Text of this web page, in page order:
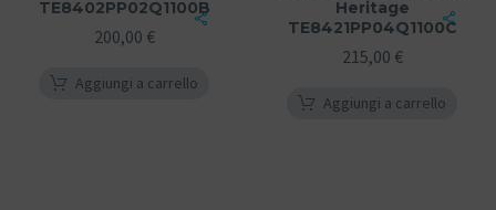
TE8402PP02Q1100B
200,00 €
Aggiungi a carrello
Heritage
TE8421PP04Q1100C
215,00 €
Aggiungi a carrello